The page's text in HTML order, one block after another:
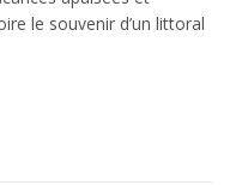
le souvenir d’un littoral